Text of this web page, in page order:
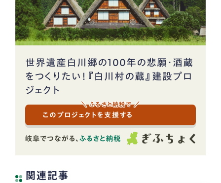
世界遺産白川郷の100年の悲願・酒蔵
をつくりたい！『白川村の蔵』建設プロ
ジェクト
このプロジェクトを支援する
＼ ふるさと納税で ／
関連記事